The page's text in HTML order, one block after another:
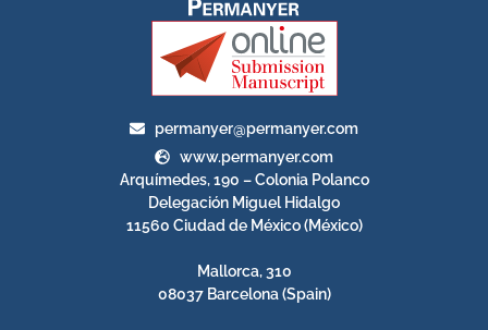
permanyer@permanyer.com
www.permanyer.com
Arquímedes, 190 – Colonia Polanco
Delegación Miguel Hidalgo
11560 Ciudad de México (México)
Mallorca, 310
08037 Barcelona (Spain)